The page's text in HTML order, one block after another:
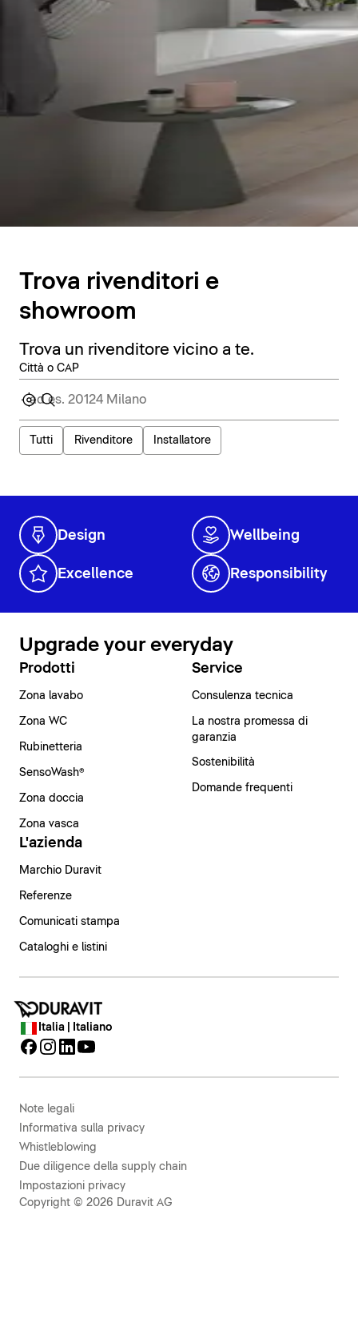
Trova rivenditori e
showroom
Trova un rivenditore vicino a te.
Città o CAP
Tutti Rivenditore Installatore
Design Wellbeing
Excellence Responsibility
Upgrade your everyday
Prodotti
Zona lavabo
Zona WC
Rubinetteria
SensoWash®
Zona doccia
Zona vasca
Service
Consulenza tecnica
La nostra promessa di
garanzia
Sostenibilità
Domande frequenti
L'azienda
Marchio Duravit
Referenze
Comunicati stampa
Cataloghi e listini
Italia | Italiano
Note legali
Informativa sulla privacy
Whistleblowing
Due diligence della supply chain
Impostazioni privacy
Copyright © 2026 Duravit AG